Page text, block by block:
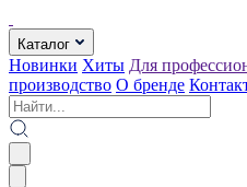
Каталог
Новинки Хиты Для
производство О бренде